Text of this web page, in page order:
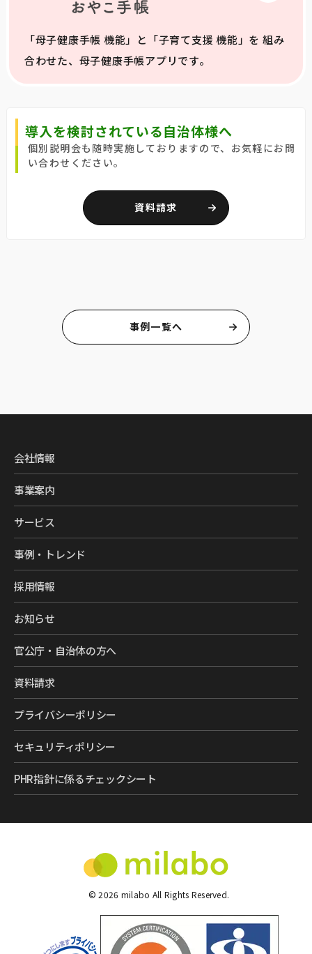
「母子健康手帳 機能」と「子育て支援 機能」を 組み
合わせた、母子健康手帳アプリです。
導入を検討されている自治体様へ
個別説明会も随時実施しておりますので、お気軽にお問
い合わせください。
資料請求
事例一覧へ
会社情報
事業案内
サービス
事例・トレンド
採用情報
お知らせ
官公庁・自治体の方へ
資料請求
プライバシーポリシー
セキュリティポリシー
PHR指針に係るチェックシート
©2026 milabo All Rights Reserved.